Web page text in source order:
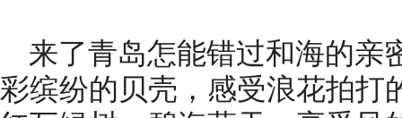
来了青岛怎能错过和海的亲
彩缤纷的贝壳，感受浪花拍打